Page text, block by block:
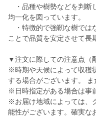
・品種や樹勢などを判断
均一化を図っています。
・特徴的で強靭な樹では
ことで品質を安定させて長
▼注文に際しての注意点（
※時期や天候によって収穫
する場合がございます。 ま
※日時指定がある場合は事
※お届け地域によっては、
能性がございます。確実な